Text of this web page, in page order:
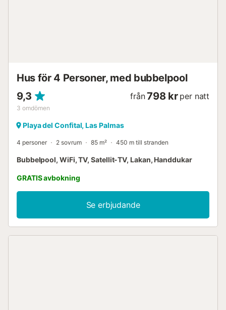
Hus för 4 Personer, med bubbelpool
9,3
3 omdömen
från 798 kr per natt
Playa del Confital, Las Palmas
4 personer 2 sovrum 85 m² 450 m till stranden
Bubbelpool, WiFi, TV, Satellit-TV, Lakan, Handdukar
GRATIS avbokning
Se erbjudande